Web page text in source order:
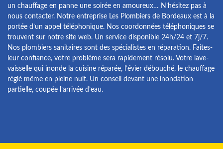
un chauffage en panne une soirée en amoureux… N’hésitez pas à
nous contacter. Notre entreprise Les Plombiers de Bordeaux est à la
portée d’un appel téléphonique. Nos coordonnées téléphoniques se
trouvent sur notre site web. Un service disponible 24h/24 et 7j/7.
Nos plombiers sanitaires sont des spécialistes en réparation. Faites-
leur confiance, votre problème sera rapidement résolu. Votre lave-
vaisselle qui inonde la cuisine réparée, l’évier débouché, le chauffage
réglé même en pleine nuit. Un conseil devant une inondation
partielle, coupée l’arrivée d’eau.